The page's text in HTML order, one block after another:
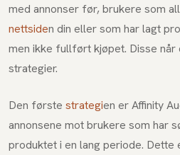
med annonser før, brukere som
nettsiden din eller som har lagt
men ikke fullført kjøpet. Disse når
strategier.
Den første strategien er Affinity
annonsene mot brukere som har
produktet i en lang periode. Dette